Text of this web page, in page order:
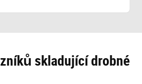
skladující drobné